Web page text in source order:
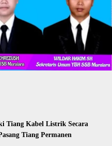
Tiang Kabel Listrik Secara
Tiang Permanen